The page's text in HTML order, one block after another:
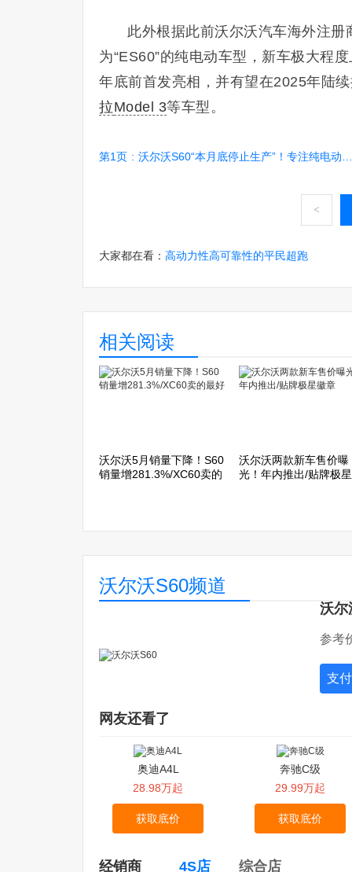
此外根据此前沃尔沃汽车海外注
为“ES60”的纯电动车型，新车极大程
年底前首发亮相，并有望在2025年陆
拉Model 3等车型。
第1页 : 沃尔沃S60“本月底停止生产”！专注纯电动车型生产
<
大家都在看： 高动力性高可靠性的平民超跑
相关阅读
沃尔沃5月销量下降！S60
销量增281.3%/XC60卖的
沃尔沃两款新车售价曝
光！年内推出/贴牌极
沃尔沃改款S60实拍！换
新2.0T发动机 或近期上市
光！换搭新动力/比宝
沃尔沃S60频道
沃尔
参考
支
网友还看了
奥迪A4L
28.98万起
获取底价
奔驰C级
29.99万起
获取底价
经销商 4S店 综合店